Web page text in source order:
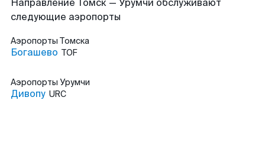
Направление Томск — Урумчи обслуживают
следующие аэропорты
Аэропорты Томска
Богашево TOF
Аэропорты Урумчи
Дивопу URC